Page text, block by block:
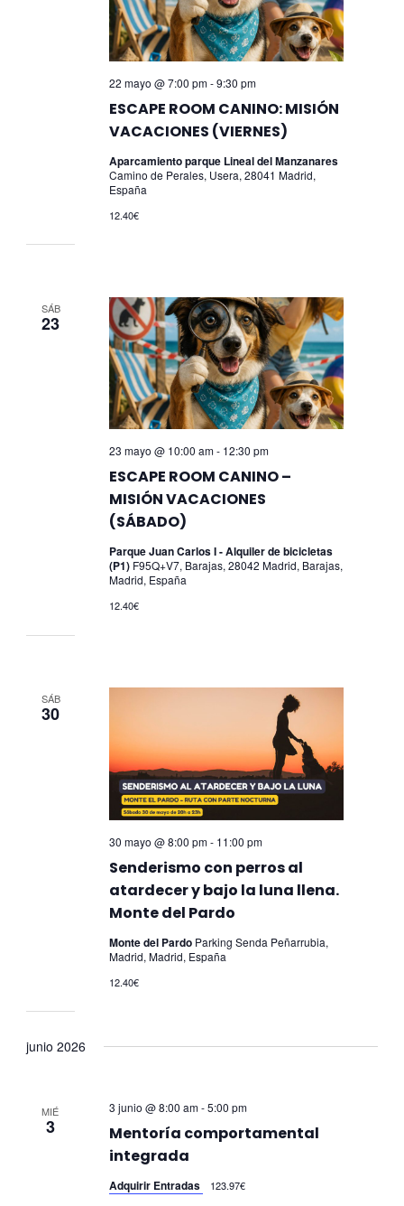
ESCAPE ROOM CANINO: MISIÓN
VACACIONES (VIERNES)
22 mayo @ 7:00 pm-9:30 pm
Aparcamiento parque Lineal del Manzanares
Camino de Perales, Usera, 28041 Madrid,
España
12.40€
SÁB
23
ESCAPE ROOM CANINO –
MISIÓN VACACIONES
(SÁBADO)
23 mayo @ 10:00 am- 12:30 pm
Parque Juan Carlos I - Alquiler de bicicletas
(P1) F95Q+V7, Barajas, 28042 Madrid, Barajas,
Madrid, España
12.40€
SÁB
30
Senderismo con perros al
atardecer y bajo la luna llena.
Monte del Pardo
30 mayo @ 8:00 pm- 11:00 pm
Monte del Pardo Parking Senda Peñarrubia,
Madrid, Madrid, España
12.40€
junio 2026
MIÉ
3
Mentoría comportamental
integrada
3 junio @ 8:00 am-5:00 pm
Adquirir Entradas 123.97€